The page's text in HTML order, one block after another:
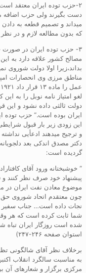
۲-حزب توده ایران معتقد
دست بگیرند ولی حزب اضافه
میداند و تصمیم قطعه به دادن
که بدون مطالعه لازم و در
۳- حزب توده ایران در صورت
مصالح کشور علاقه دارد به
بداند،زیرا اولا دولت شوروی
مناطق مرزی وی انحصارات
لغو امتیاز نامه نوبل را به
دولت ثالثی داده نشود و این
ایران بوده است.” حزب توده
این زودی زیر بار قبول
و ترجیح میدهند ادعأیی
دکتر مصدق اندکی بعد
گردیده است:
” خوشبختانه ورود آقای
پیشنهاد خود صرف نظر کنند
موضوع معادن نفت ایران در
چون معتقدم اتحاد شوروی حق
نجات داده است… جناب سفیر
شما ثابت کرده است که هر
شده است روزگار ایران
استوان صفحه ۲۴۶-۲۴۷)
برخلاف نظر آقای شالگونی
به مناسبت سالگرد انقلاب
مرکزی برگزار و شعارهای آن